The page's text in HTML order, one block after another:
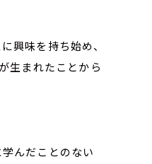
興味を持ち始め、
生まれたことから
んだことのない